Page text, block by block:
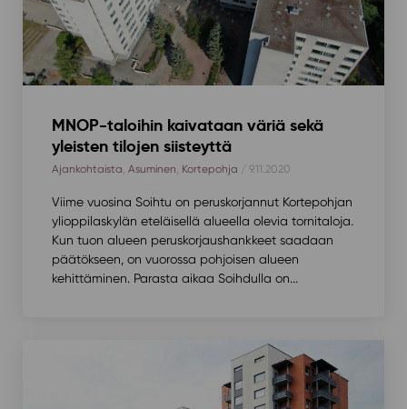
MNOP-taloihin kaivataan väriä sekä
yleisten tilojen siisteyttä
Ajankohtaista, Asuminen, Kortepohja / 9.11.2020
Viime vuosina Soihtu on peruskorjannut Kortepohjan
ylioppilaskylän eteläisellä alueella olevia tornitaloja.
Kun tuon alueen peruskorjaushankkeet saadaan
päätökseen, on vuorossa pohjoisen alueen
kehittäminen. Parasta aikaa Soihdulla on...